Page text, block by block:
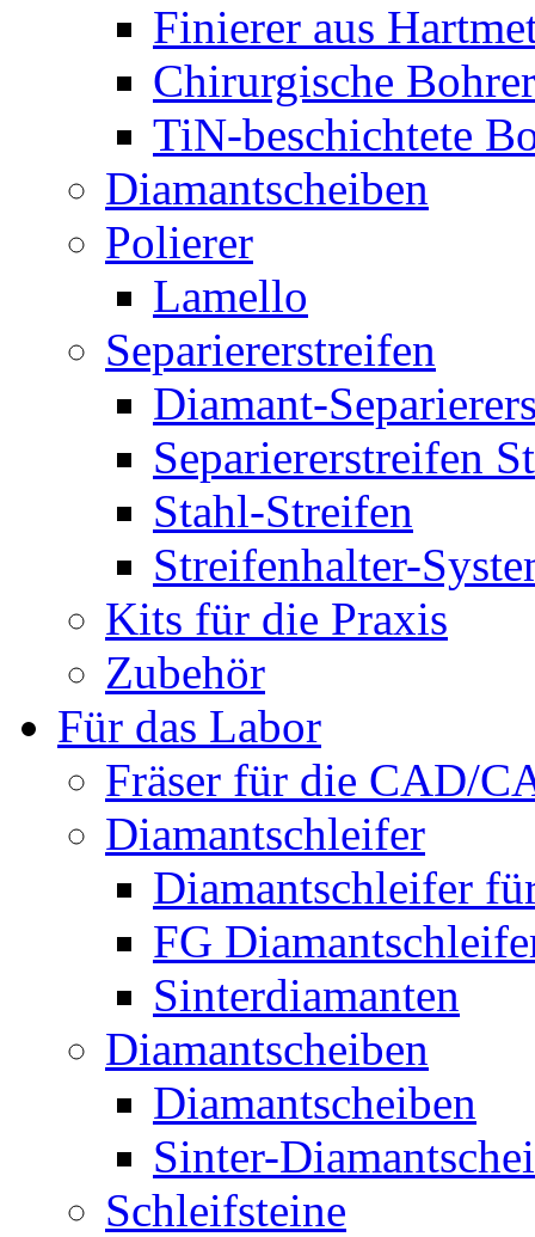
Finierer aus
Chirurgische Bohrer
TiN-beschichtete
Diamantscheiben
Polierer
Lamello
Separiererstreifen
Diamant-
Separiererstreifen
Stahl-Streifen
Streifenhalter-
Kits für die Praxis
Zubehör
Für das Labor
Fräser für die CAD/
Diamantschleifer
Diamantschleifer
FG
Sinterdiamanten
Diamantscheiben
Diamantscheiben
Sinter-
Schleifsteine